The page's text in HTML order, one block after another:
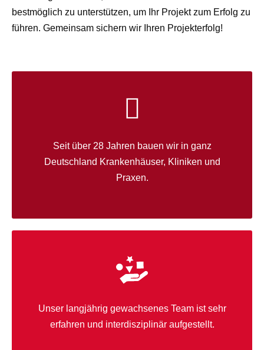
bestmöglich zu unterstützen, um Ihr Projekt zum Erfolg zu
führen. Gemeinsam sichern wir Ihren Projekterfolg!
Seit über 28 Jahren bauen wir in ganz
Deutschland Krankenhäuser, Kliniken und
Praxen.
Unser langjährig gewachsenes Team ist sehr
erfahren und interdisziplinär aufgestellt.